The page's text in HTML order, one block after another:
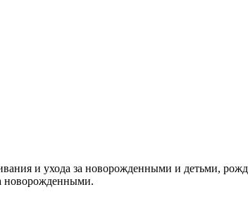
и ухода за новорожденными и детьми,
новорожденными.